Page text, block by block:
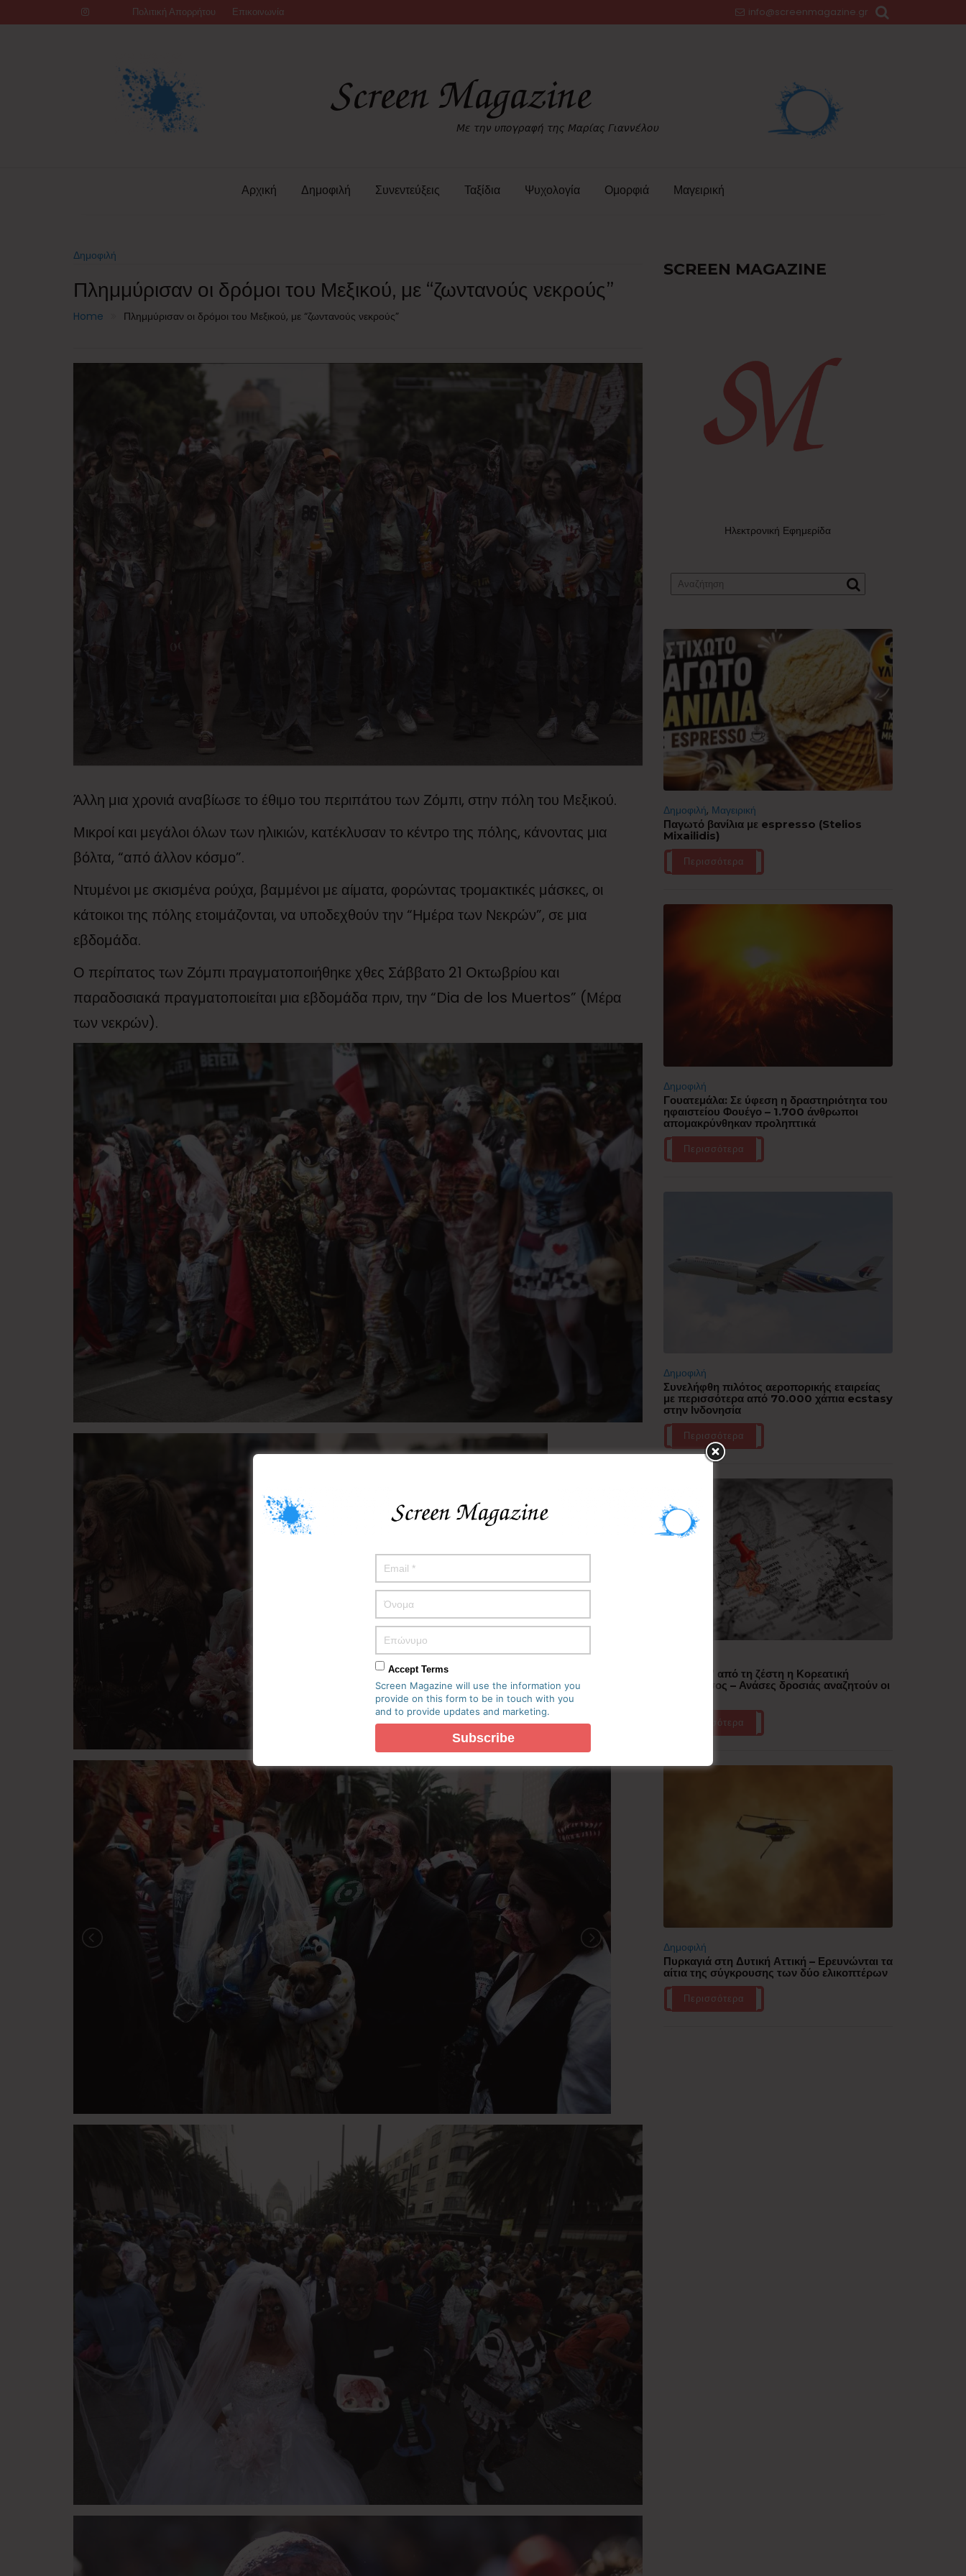
to
Πολιτική Απορρήτου Επικοινωνία info@screenmagazine.gr
Αρχική Δημοφιλή Συνεντεύξεις Ταξίδια Ψυχολογία Ομορφιά Μαγειρική
Δημοφιλή
Πλημμύρισαν οι δρόμοι του Μεξικού, με “ζωντανούς νεκρούς”
Home Πλημμύρισαν οι δρόμοι του Μεξικού, με “ζωντανούς νεκρούς”
Άλλη μια χρονιά αναβίωσε το έθιμο του περιπάτου των Ζόμπι, στην πόλη του Μεξικού.
Μικροί και μεγάλοι όλων των ηλικιών, κατέκλυσαν το κέντρο της πόλης, κάνοντας μια
βόλτα, “από άλλον κόσμο”.
Ντυμένοι με σκισμένα ρούχα, βαμμένοι με αίματα, φορώντας τρομακτικές μάσκες, οι
κάτοικοι της πόλης ετοιμάζονται, να υποδεχθούν την “Ημέρα των Νεκρών”, σε μια
εβδομάδα.
Ο περίπατος των Ζόμπι πραγματοποιήθηκε χθες Σάββατο 21 Οκτωβρίου και
παραδοσιακά πραγματοποιείται μια εβδομάδα πριν, την “Dia de los Muertos” (Μέρα
των νεκρών).
SCREEN MAGAZINE
Ηλεκτρονική Εφημερίδα
Δημοφιλή, Μαγειρική
Παγωτό βανίλια με espresso (Stelios
Mixailidis)
Περισσότερα
Δημοφιλή
Γουατεμάλα: Σε ύφεση η δραστηριότητα του
ηφαιστείου Φουέγο – 1.700 άνθρωποι
απομακρύνθηκαν προληπτικά
Περισσότερα
Δημοφιλή
Συνελήφθη πιλότος αεροπορικής εταιρείας
με περισσότερα από 70.000 χάπια ecstasy
στην Ινδονησία
Περισσότερα
“Έλιωσε” από τη ζέστη η Κορεατική
Χερσόνησος – Ανάσες δροσιάς αναζητούν οι
Περισσότερα
Δημοφιλή
Πυρκαγιά στη Δυτική Αττική – Ερευνώνται τα
αίτια της σύγκρουσης των δύο ελικοπτέρων
Περισσότερα
Accept Terms
Screen Magazine will use the information you
provide on this form to be in touch with you
and to provide updates and marketing.